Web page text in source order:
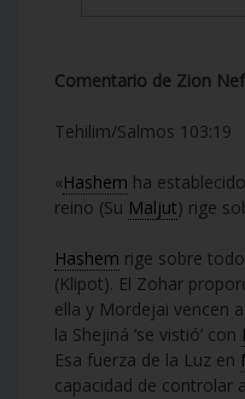
Comentario de Zion
Tehilim/Salmos 103:19
«Hashem ha
reino (Su Maljut) rige
Hashem rige sobre
(Klipot). El Zohar
ella y Mordejai vencen
la Shejiná ‘se vistió’ con
Esa fuerza de la Luz en
capacidad de controlar